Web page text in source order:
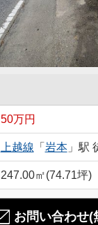
50万円
上越線 「 岩本」駅
247.00㎡(74.71坪)
お問い合わせ(